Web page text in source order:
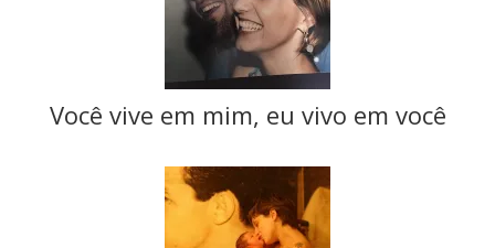
Você vive em mim, eu vivo em você